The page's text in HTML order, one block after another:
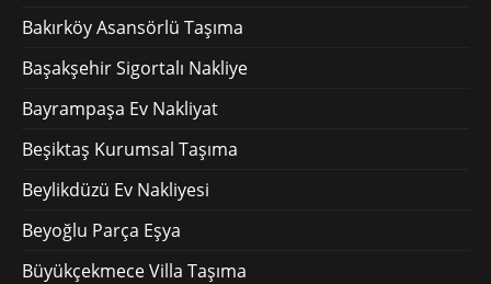
Bakırköy Asansörlü Taşıma
Başakşehir Sigortalı Nakliye
Bayrampaşa Ev Nakliyat
Beşiktaş Kurumsal Taşıma
Beylikdüzü Ev Nakliyesi
Beyoğlu Parça Eşya
Büyükçekmece Villa Taşıma